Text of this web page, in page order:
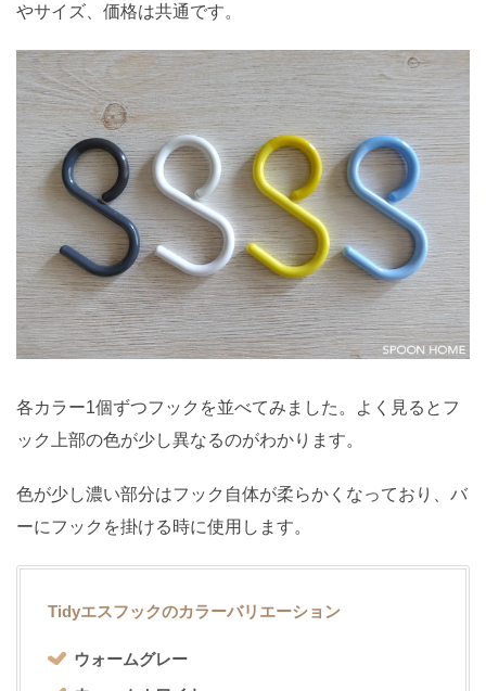
やサイズ、価格は共通です。
各カラー1個ずつフックを並べてみました。よく見るとフ
ック上部の色が少し異なるのがわかります。
色が少し濃い部分はフック自体が柔らかくなっており、バ
ーにフックを掛ける時に使用します。
Tidyエスフックのカラーバリエーション
ウォームグレー